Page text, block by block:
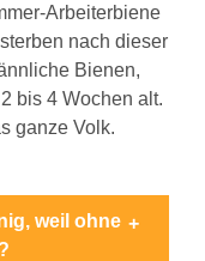
Arbeiterbiene
nach dieser
Bienen,
bis 4 Wochen alt.
ganze Volk.
weil ohne